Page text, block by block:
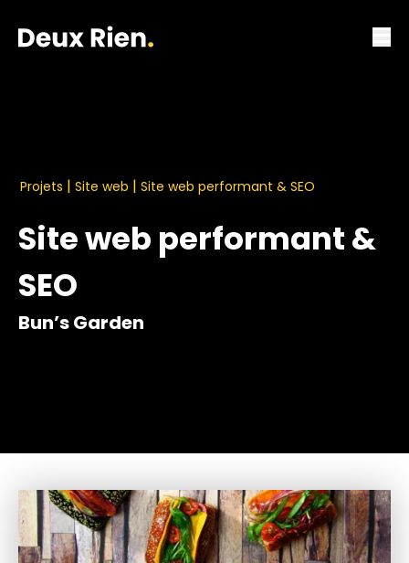
Projets | Site web | Site web performant & SEO
Site web performant &
SEO
Bun’s Garden